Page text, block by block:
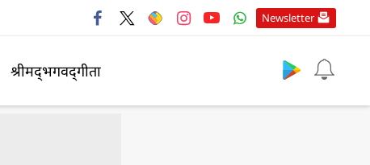
Newsletter
श्रीमद्‍भगवद्‍गीता